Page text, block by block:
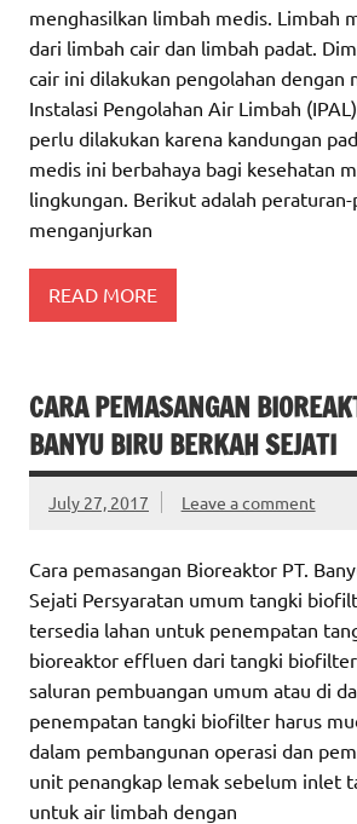
menghasilkan limbah medis. Limbah
dari limbah cair dan limbah padat.
cair ini dilakukan pengolahan dengan
Instalasi Pengolahan Air Limbah
perlu dilakukan karena kandungan
medis ini berbahaya bagi kesehatan
lingkungan. Berikut adalah
menganjurkan
READ MORE
CARA PEMASANGAN
BANYU BIRU BERKAH SEJATI
July 27, 2017 Leave a comment
Cara pemasangan Bioreaktor PT.
Sejati Persyaratan umum tangki
tersedia lahan untuk penempatan
bioreaktor effluen dari tangki
saluran pembuangan umum atau di
penempatan tangki biofilter harus
dalam pembangunan operasi dan
unit penangkap lemak sebelum inlet
untuk air limbah dengan